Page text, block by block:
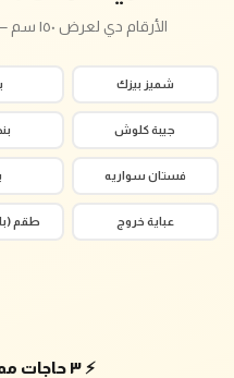
الأرقام دي لعرض ١٥٠ سم — زي كل أقمشة ماهيتاب.كوم
شميز بيزك
جيبة كلوش
فستان سواريه
عباية خروج طقم
⚡ ٣ حاجات ممكن تغيّر الكمية